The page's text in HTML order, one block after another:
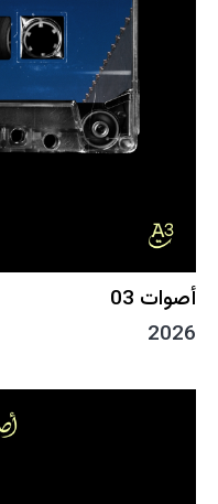
أصوات 03
2026